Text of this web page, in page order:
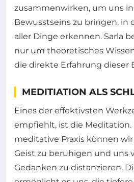
zusammenwirken, um uns
Bewusstseins zu bringen, in
aller Dinge erkennen. Sarla
nur um theoretisches
die direkte Erfahrung dieser
MEDITIATION ALS
Eines der effektivsten
empfiehlt, ist die
meditative Praxis können
Geist zu beruhigen und uns
Gedanken zu distanzieren.